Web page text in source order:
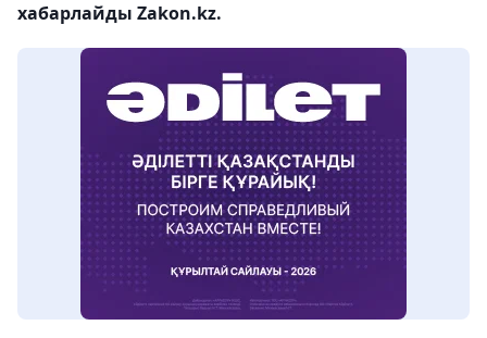
хабарлайды Zakon.kz.